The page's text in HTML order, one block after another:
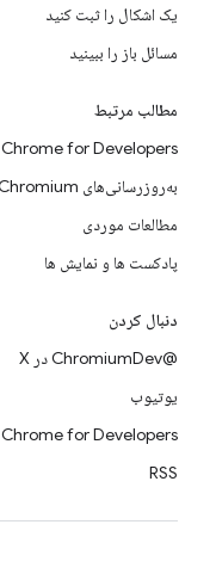
یک اشکال را ثبت کنید
مسائل باز را ببینید
مطالب مرتبط
Chrome for Developers
به‌روزرسانی‌های Chromium
مطالعات موردی
پادکست ها و نمایش ها
دنبال کردن
@ChromiumDev در X
یوتیوب
Chrome for Developers در لینکدین
RSS